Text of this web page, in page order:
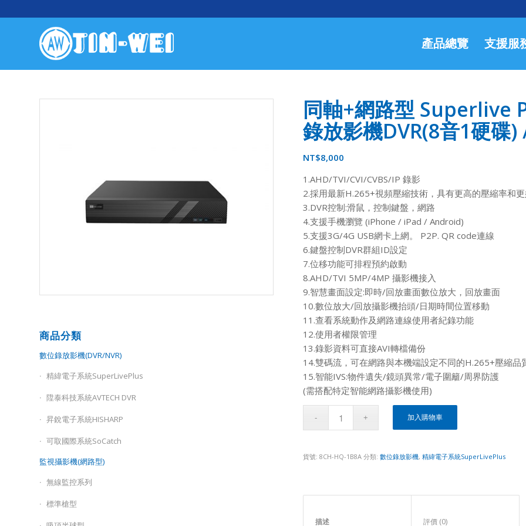
產品總覽 支援服
商品分類
數位錄放影機(DVR/NVR)
精緯電子系統SuperLivePlus
陞泰科技系統AVTECH DVR
昇銳電子系統HISHARP
可取國際系統SoCatch
監視攝影機(網路型)
無線監控系列
標準槍型
同軸+網路型 Superlive
錄放影機DVR(8音1硬碟
NT$8,000
1.AHD/TVI/CVI/CVBS/IP 錄影
2.採用最新H.265+視頻壓縮技術，具有更高的壓縮率和
3.DVR控制:滑鼠，控制鍵盤，網路
4.支援手機瀏覽 (iPhone / iPad / Android)
5.支援3G/4G USB網卡上網。 P2P. QR code連線
6.鍵盤控制DVR群組ID設定
7.位移功能可排程預約啟動
8.AHD/TVI 5MP/4MP 攝影機接入
9.智慧畫面設定:即時/回放畫面數位放大，回放畫面
10.數位放大/回放攝影機抬頭/日期時間位置移動
11.查看系統動作及網路連線使用者紀錄功能
12.使用者權限管理
13.錄影資料可直接AVI轉檔備份
14.雙碼流，可在網路與本機端設定不同的H.265+壓縮品
15.智能IVS:物件遺失/鏡頭異常/電子圍籬/周界防護
(需搭配特定智能網路攝影機使用)
加入購物車
貨號:8CH-HQ-1B8A 分類:數位錄放影機,精緯電子系統SuperLivePlus